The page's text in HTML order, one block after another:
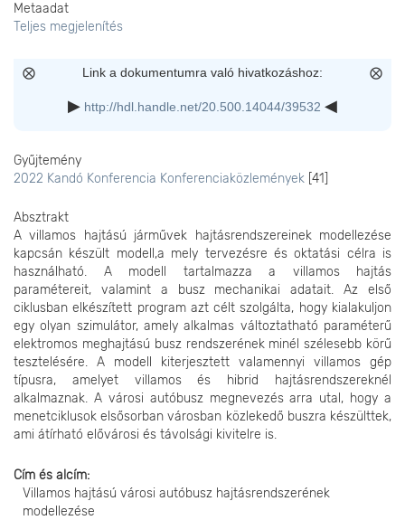
Metaadat
Teljes megjelenítés
Link a dokumentumra való hivatkozáshoz:
http://hdl.handle.net/20.500.14044/39532
Gyűjtemény
2022 Kandó Konferencia Konferenciaközlemények [41]
Absztrakt
A villamos hajtású járművek hajtásrendszereinek modellezése
kapcsán készült modell,a mely tervezésre és oktatási célra is
használható. A modell tartalmazza a villamos hajtás
paramétereit, valamint a busz mechanikai adatait. Az első
ciklusban elkészített program azt célt szolgálta, hogy kialakuljon
egy olyan szimulátor, amely alkalmas változtatható paraméterű
elektromos meghajtású busz rendszerének minél szélesebb körű
tesztelésére. A modell kiterjesztett valamennyi villamos gép
típusra, amelyet villamos és hibrid hajtásrendszereknél
alkalmaznak. A városi autóbusz megnevezés arra utal, hogy a
menetciklusok elsősorban városban közlekedő buszra készülttek,
ami átírható elővárosi és távolsági kivitelre is.
Cím és alcím
Villamos hajtású városi autóbusz hajtásrendszerének
modellezése